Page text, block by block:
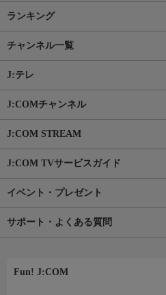
ランキング
チャンネル一覧
J:テレ
J:COMチャンネル
J:COM STREAM
J:COM TVサービスガイド
イベント・プレゼント
サポート・よくある質問
Fun! J:COM